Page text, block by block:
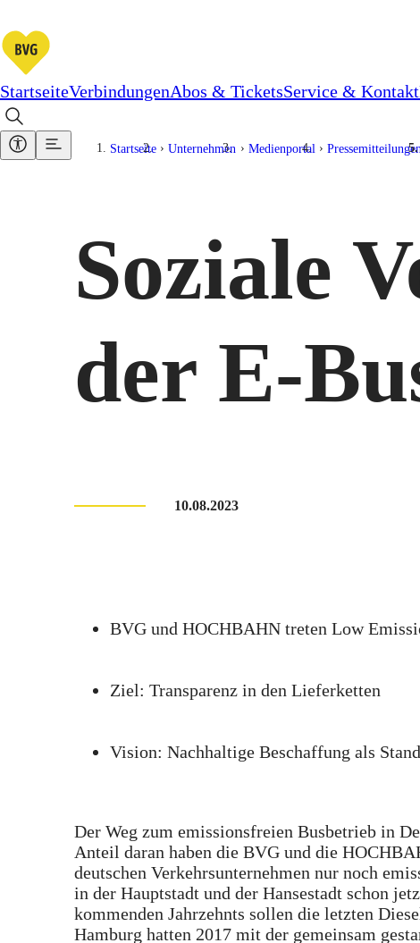
StartseiteVerbindungenAbos & TicketsService & Kontakt
Startseite Unternehmen Medienportal Pressemitteilungen
Soziale
der E-
10.08.2023
BVG und HOCHBAHN treten Low
Ziel: Transparenz in den Lieferketten
Vision: Nachhaltige Beschaffung als
Der Weg zum emissionsfreien Busbetrieb in
Anteil daran haben die BVG und die
deutschen Verkehrsunternehmen nur noch
in der Hauptstadt und der Hansestadt schon
kommenden Jahrzehnts sollen die letzten
Hamburg hatten 2017 mit der gemeinsam